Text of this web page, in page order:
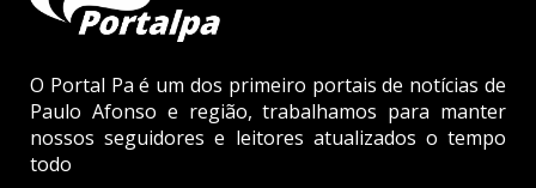
O Portal Pa é um dos primeiro portais de notícias de
Paulo Afonso e região, trabalhamos para manter
nossos seguidores e leitores atualizados o tempo
todo